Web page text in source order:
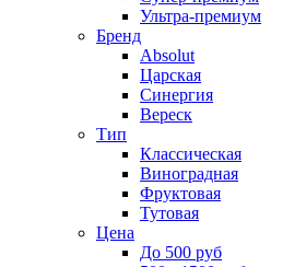
Ультра-премиум
Бренд
Absolut
Царская
Синергия
Вереск
Тип
Классическая
Виноградная
Фруктовая
Тутовая
Цена
До 500 руб